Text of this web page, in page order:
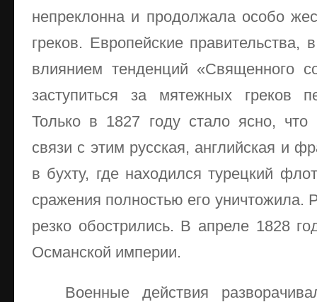
непреклонна и продолжала особо
греков. Европейские правительства,
влиянием тенденций «Священного
заступиться за мятежных греков
Только в 1827 году стало ясно,
связи с этим русская, английская и
в бухту, где находился турецкий
сражения полностью его уничтожила.
резко обострились. В апреле 1828
Османской империи.
Военные действия